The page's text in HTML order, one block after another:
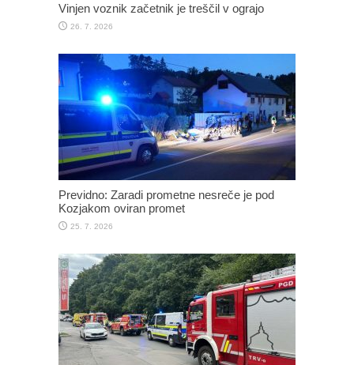
Vinjen voznik začetnik je treščil v ograjo
26. 7. 2026
Previdno: Zaradi prometne nesreče je pod
Kozjakom oviran promet
25. 7. 2026